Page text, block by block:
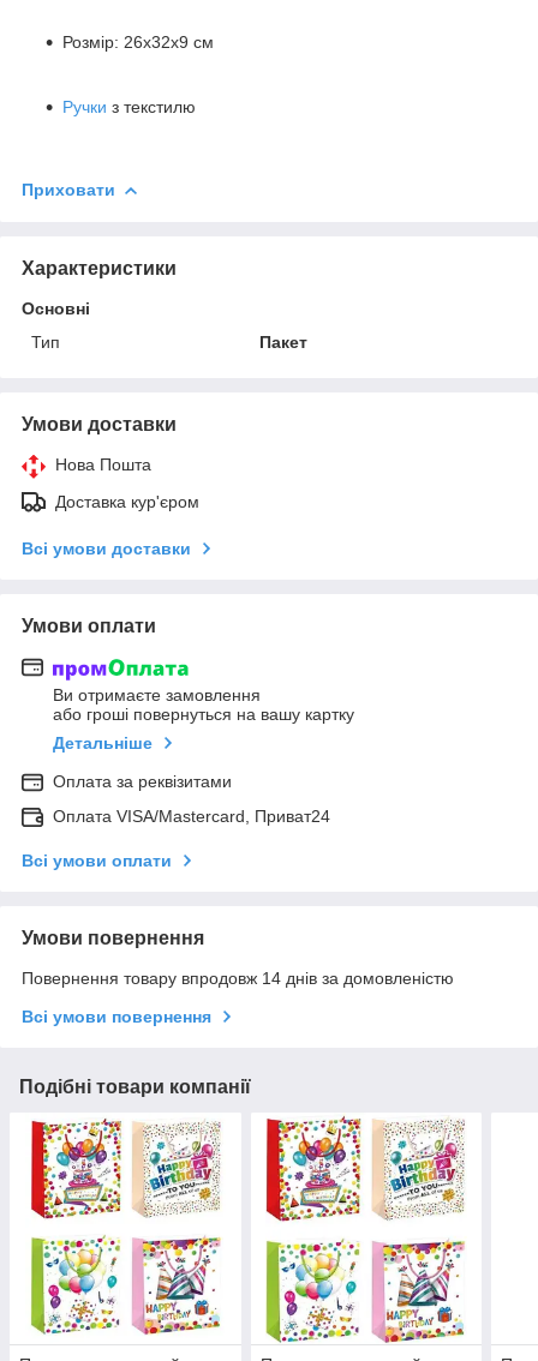
Розмір: 26х32х9 см
Ручки з текстилю
Приховати
Характеристики
Основні
Тип
Пакет
Умови доставки
Нова Пошта
Доставка кур'єром
Всі умови доставки
Умови оплати
Ви отримаєте замовлення
або гроші повернуться на вашу картку
Детальніше
Оплата за реквізитами
Оплата VISA/Mastercard, Приват24
Всі умови оплати
Умови повернення
Повернення товару впродовж 14 днів за домовленістю
Всі умови повернення
Подібні товари компанії